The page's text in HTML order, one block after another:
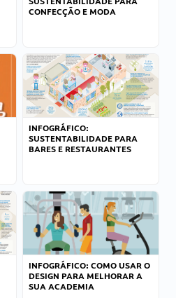
CONFECÇÃO E MODA
INFOGRÁFICO:
SUSTENTABILIDADE PARA
BARES E RESTAURANTES
INFOGRÁFICO: COMO USAR O
DESIGN PARA MELHORAR A
SUA ACADEMIA